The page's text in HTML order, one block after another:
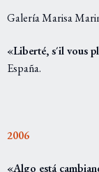
Galería Marisa
«Liberté, s´il vous
España.
2006
«Algo está